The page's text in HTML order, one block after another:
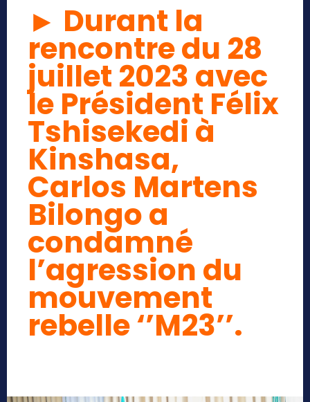
► Durant la
rencontre du 28
juillet 2023 avec
le Président Félix
Tshisekedi à
Kinshasa,
Carlos Martens
Bilongo a
condamné
l’agression du
mouvement
rebelle ‘’M23’’.